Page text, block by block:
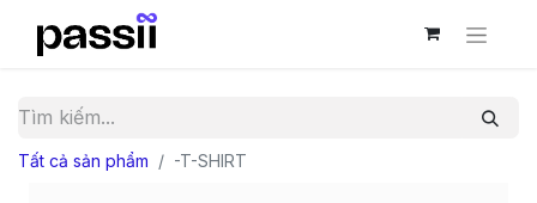
Tất cả sản phẩm -T-SHIRT